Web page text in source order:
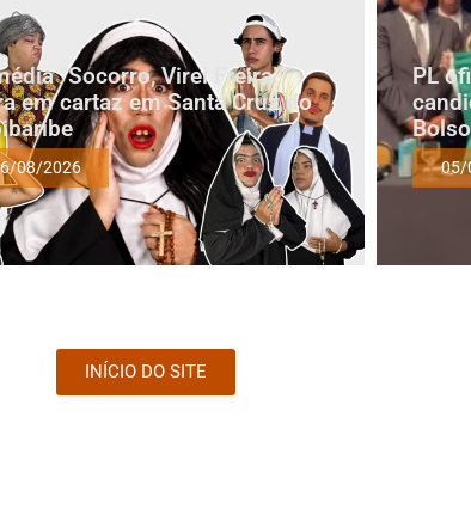
“Socorro, Virei Freira!”
em cartaz em Santa Cruz do
08/2026
PL
05/
INÍCIO DO SITE